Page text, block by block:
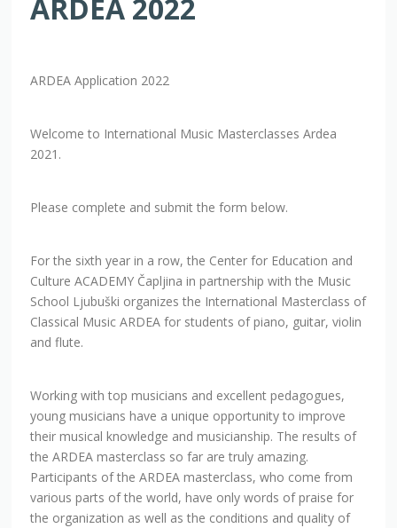
2021.
Culture ACADEMY Čapljina in partnership with the Music
School Ljubuški organizes the International Masterclass of
Classical Music ARDEA for students of piano, guitar, violin
and flute.
young musicians have a unique opportunity to improve
their musical knowledge and musicianship. The results of
the ARDEA masterclass so far are truly amazing.
Participants of the ARDEA masterclass, who come from
various parts of the world, have only words of praise for
the organization as well as the conditions and quality of
work.